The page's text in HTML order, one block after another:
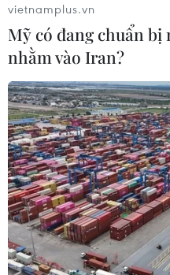
vietnamplus.vn
Mỹ có đang chuẩn
nhằm vào Iran?